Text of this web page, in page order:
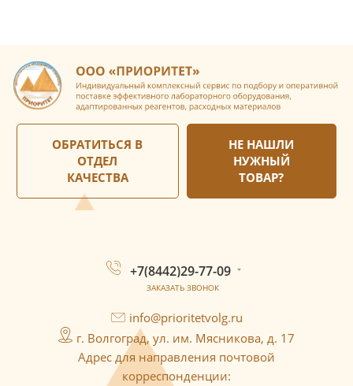
ОБРАТИТЬСЯ В
ОТДЕЛ
КАЧЕСТВА
НЕ НАШЛИ
НУЖНЫЙ
ТОВАР?
+7(8442)29-77-09
ЗАКАЗАТЬ ЗВОНОК
info@prioritetvolg.ru
г. Волгоград, ул. им. Мясникова, д. 17
Адрес для направления почтовой
корреспонденции: